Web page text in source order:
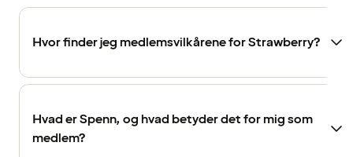
Hvor finder jeg medlemsvilkårene for Strawberry?
Hvad er Spenn, og hvad betyder det for mig som
medlem?